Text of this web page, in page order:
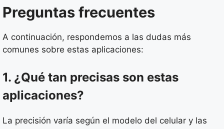
Preguntas frecuentes
A continuación, respondemos a las dudas más
comunes sobre estas aplicaciones:
1. ¿Qué tan precisas son estas
aplicaciones?
La precisión varía según el modelo del celular y las